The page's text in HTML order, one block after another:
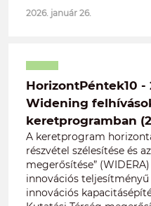
2026. január 26.
HorizontPéntek10 -
Widening
keretprogramban
A keretprogram
részvétel szélesítése és
megerősítése”
innovációs
innovációs